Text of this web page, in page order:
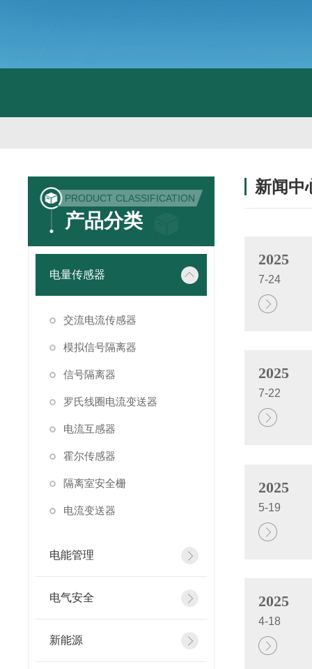
PRODUCT CLASSIFICATION
产品分类
电量传感器
交流电流传感器
模拟信号隔离器
信号隔离器
罗氏线圈电流变送器
电流互感器
霍尔传感器
隔离室安全栅
电流变送器
电能管理
电气安全
新能源
新闻中
2025
7-24
2025
7-22
2025
5-19
2025
4-18